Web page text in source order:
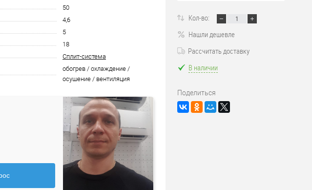
50
4,6
5
18
Сплит-система
обогрев / охлаждение /
осушение / вентиляция
Кол-во:
Нашли дешевле
Рассчитать доставку
В наличии
Поделиться